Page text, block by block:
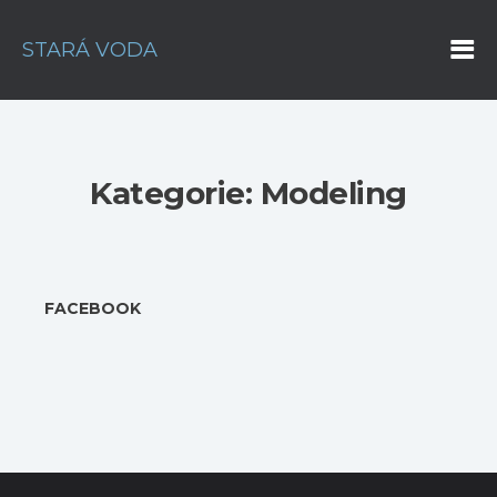
STARÁ VODA
Kategorie: Modeling
FACEBOOK